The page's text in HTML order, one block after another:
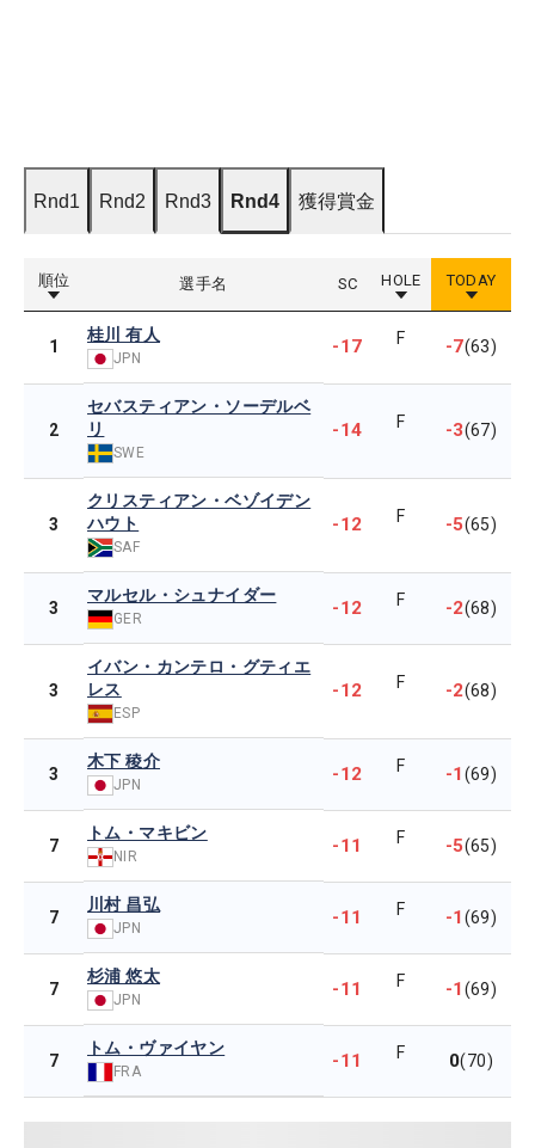
Rnd1 Rnd2 Rnd3 Rnd4 獲得賞金
順位 選手名 SC HOLE TODAY
1
桂川 有人
JPN
-17 F -7(63)
2
セバスティアン・ソーデルベ
リ
SWE
-14 F -3(67)
3
クリスティアン・ベゾイデン
ハウト
SAF
-12 F -5(65)
3
マルセル・シュナイダー
GER -12 F -2(68)
3
イバン・カンテロ・グティエ
レス
ESP
-12 F -2(68)
3
木下 稜介
JPN -12 F -1(69)
7
トム・マキビン
NIR -11 F -5(65)
7
川村 昌弘
JPN -11 F -1(69)
7
杉浦 悠太
JPN -11 F -1(69)
7
トム・ヴァイヤン
FRA -11 F 0(70)